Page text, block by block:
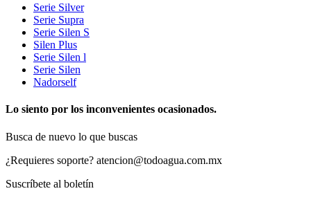
Serie Silver
Serie Supra
Serie Silen S
Silen Plus
Serie Silen l
Serie Silen
Nadorself
Lo siento por los inconvenientes ocasionados.
Busca de nuevo lo que buscas
¿Requieres soporte? atencion@todoagua.com.mx
Suscríbete al boletín